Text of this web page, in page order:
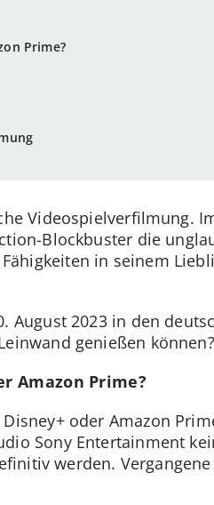
Prime?
Videospielverfilmung.
Blockbuster die
in seinem
August 2023 in den
genießen können?
Amazon Prime?
oder Amazon
Sony Entertainment
werden. Vergangene